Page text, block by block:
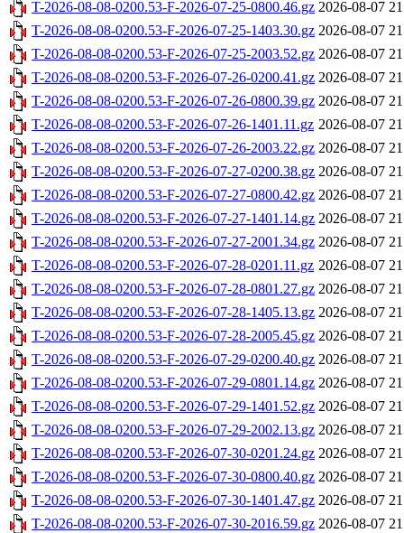
T-2026-08-08-0200.53-F-2026-07-25-0800.46.gz 2026-08-07
T-2026-08-08-0200.53-F-2026-07-25-1403.30.gz 2026-08-07
T-2026-08-08-0200.53-F-2026-07-25-2003.52.gz 2026-08-07
T-2026-08-08-0200.53-F-2026-07-26-0200.41.gz 2026-08-07
T-2026-08-08-0200.53-F-2026-07-26-0800.39.gz 2026-08-07
T-2026-08-08-0200.53-F-2026-07-26-1401.11.gz 2026-08-07
T-2026-08-08-0200.53-F-2026-07-26-2003.22.gz 2026-08-07
T-2026-08-08-0200.53-F-2026-07-27-0200.38.gz 2026-08-07
T-2026-08-08-0200.53-F-2026-07-27-0800.42.gz 2026-08-07
T-2026-08-08-0200.53-F-2026-07-27-1401.14.gz 2026-08-07
T-2026-08-08-0200.53-F-2026-07-27-2001.34.gz 2026-08-07
T-2026-08-08-0200.53-F-2026-07-28-0201.11.gz 2026-08-07
T-2026-08-08-0200.53-F-2026-07-28-0801.27.gz 2026-08-07
T-2026-08-08-0200.53-F-2026-07-28-1405.13.gz 2026-08-07
T-2026-08-08-0200.53-F-2026-07-28-2005.45.gz 2026-08-07
T-2026-08-08-0200.53-F-2026-07-29-0200.40.gz 2026-08-07
T-2026-08-08-0200.53-F-2026-07-29-0801.14.gz 2026-08-07
T-2026-08-08-0200.53-F-2026-07-29-1401.52.gz 2026-08-07
T-2026-08-08-0200.53-F-2026-07-29-2002.13.gz 2026-08-07
T-2026-08-08-0200.53-F-2026-07-30-0201.24.gz 2026-08-07
T-2026-08-08-0200.53-F-2026-07-30-0800.40.gz 2026-08-07
T-2026-08-08-0200.53-F-2026-07-30-1401.47.gz 2026-08-07
T-2026-08-08-0200.53-F-2026-07-30-2016.59.gz 2026-08-07